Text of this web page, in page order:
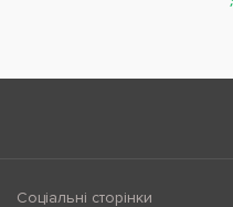
Соціальні сторінки